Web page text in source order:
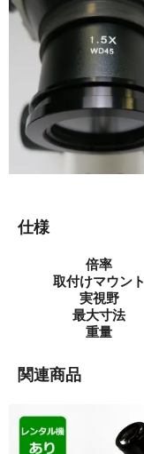
仕様
倍率
取付けマウント
実視野
最大寸法
重量
関連商品